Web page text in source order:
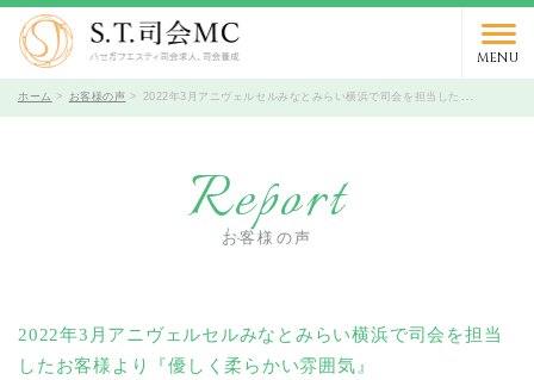
MENU
受付時間 10時～19時 / 定休日 火曜日
ホーム お客様の声 2022年3月アニヴェルセルみなとみらい横浜で司会を担当したお客様より『優しく柔らかい雰囲気』
Report
お客様の声
2022年3月アニヴェルセルみなとみらい横浜で司会を担当
したお客様より『優しく柔らかい雰囲気』